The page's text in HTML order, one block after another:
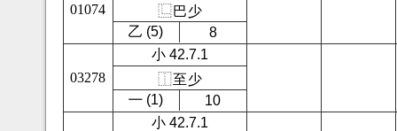
01074
⿺巴少
㇠ (5)
8
03278
小 42.7.1
⿰至少
㇐ (1)
10
小 42.7.1